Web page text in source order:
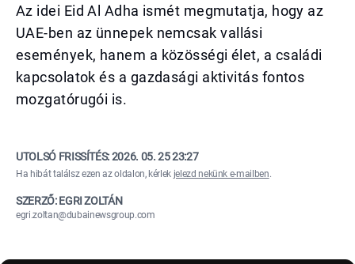
Az idei Eid Al Adha ismét megmutatja, hogy az
UAE-ben az ünnepek nemcsak vallási
események, hanem a közösségi élet, a családi
kapcsolatok és a gazdasági aktivitás fontos
mozgatórugói is.
UTOLSÓ FRISSÍTÉS:2026. 05. 25 23:27
Ha hibát találsz ezen az oldalon, kérlek jelezd nekünk e-mailben.
SZERZŐ: EGRI ZOLTÁN
egri.zoltan@dubainewsgroup.com